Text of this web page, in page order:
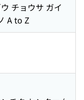
チョウサ ガイ
A to Z